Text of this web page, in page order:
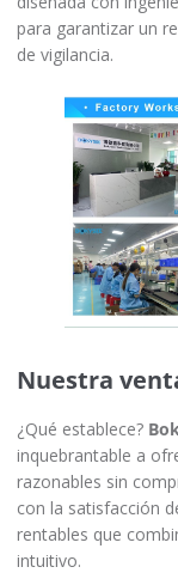
para garantizar un
de vigilancia.
Nuestra
¿Qué establece?
inquebrantable a
razonables sin
con la satisfacción
rentables que
intuitivo.